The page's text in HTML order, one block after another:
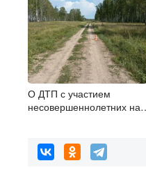
О ДТП с участием
несовершеннолетних на